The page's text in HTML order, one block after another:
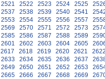
2521 2522 2523 2524 2525
2537 2538 2539 2540 2541
2553 2554 2555 2556 2557
2569 2570 2571 2572 2573
2585 2586 2587 2588 2589
2601 2602 2603 2604 2605
2617 2618 2619 2620 2621
2633 2634 2635 2636 2637
2649 2650 2651 2652 2653
2665 2666 2667 2668 2669